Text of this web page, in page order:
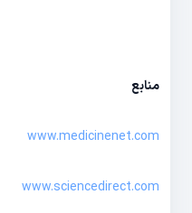
منابع
www.medicinenet.com
www.sciencedirect.com